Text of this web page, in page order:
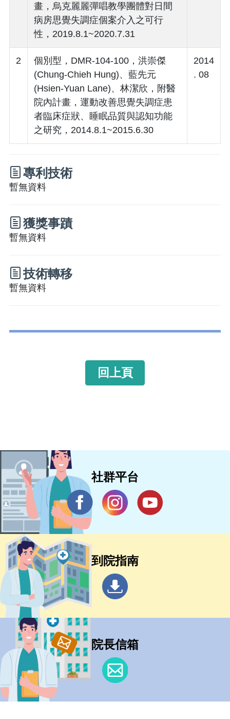
畫，烏克麗麗彈唱教學團體對日間
病房思覺失調症個案介入之可行
性，2019.8.1~2020.7.31
2
個別型，DMR-104-100，洪崇傑
(Chung-Chieh Hung)、藍先元
(Hsien-Yuan Lane)、林潔欣，附醫
院內計畫，運動改善思覺失調症患
者臨床症狀、睡眠品質與認知功能
之研究，2014.8.1~2015.6.30
2014
. 08
專利技術
暫無資料
獲獎事蹟
暫無資料
技術轉移
暫無資料
回上頁
社群平台
到院指南
院長信箱